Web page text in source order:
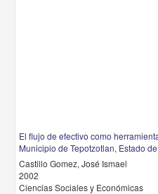
El flujo de efectivo como
Municipio de Tepotzotlan, Estado
Castillo Gomez, José Ismael
2002
Ciencias Sociales y Económicas